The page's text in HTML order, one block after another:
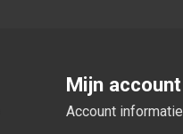
Mijn account
Account informatie